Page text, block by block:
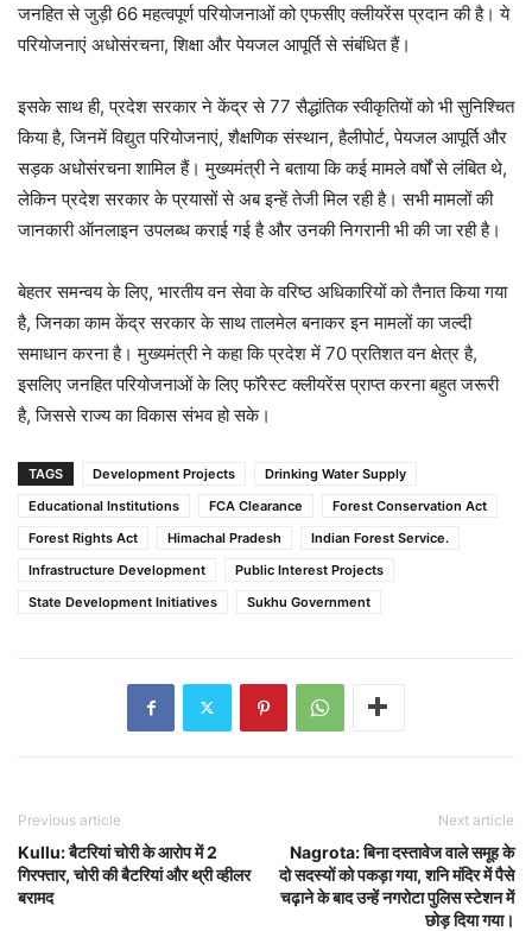
जनहित से जुड़ी 66 महत्वपूर्ण परियोजनाओं को एफसीए क्लीयरेंस प्रदान की है। ये
परियोजनाएं अधोसंरचना, शिक्षा और पेयजल आपूर्ति से संबंधित हैं।
इसके साथ ही, प्रदेश सरकार ने केंद्र से 77 सैद्धांतिक स्वीकृतियों को भी सुनिश्चित
किया है, जिनमें विद्युत परियोजनाएं, शैक्षणिक संस्थान, हैलीपोर्ट, पेयजल आपूर्ति और
सड़क अधोसंरचना शामिल हैं। मुख्यमंत्री ने बताया कि कई मामले वर्षों से लंबित थे,
लेकिन प्रदेश सरकार के प्रयासों से अब इन्हें तेजी मिल रही है। सभी मामलों की
जानकारी ऑनलाइन उपलब्ध कराई गई है और उनकी निगरानी भी की जा रही है।
बेहतर समन्वय के लिए, भारतीय वन सेवा के वरिष्ठ अधिकारियों को तैनात किया गया
है, जिनका काम केंद्र सरकार के साथ तालमेल बनाकर इन मामलों का जल्दी
समाधान करना है। मुख्यमंत्री ने कहा कि प्रदेश में 70 प्रतिशत वन क्षेत्र है,
इसलिए जनहित परियोजनाओं के लिए फॉरेस्ट क्लीयरेंस प्राप्त करना बहुत जरूरी
है, जिससे राज्य का विकास संभव हो सके।
TAGS Development Projects
Drinking Water Supply
Educational Institutions
FCA Clearance
Forest Conservation Act
Forest Rights Act
Himachal Pradesh
Indian Forest Service.
Infrastructure Development
Public Interest Projects
State Development Initiatives
Sukhu Government
Previous article
Kullu: बैटरियां चोरी के आरोप में 2
गिरफ्तार, चोरी की बैटरियां और थ्री व्हीलर
बरामद
Next article
Nagrota: बिना दस्तावेज वाले समूह के
दो सदस्यों को पकड़ा गया, शनि मंदिर में पैसे
चढ़ाने के बाद उन्हें नगरोटा पुलिस स्टेशन में
छोड़ दिया गया।